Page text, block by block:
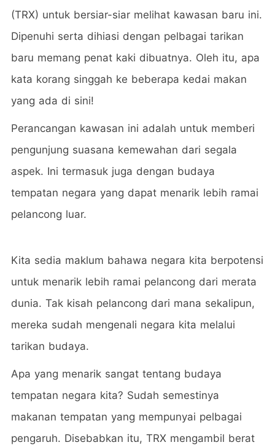
(TRX) untuk bersiar-siar melihat kawasan baru ini.
Dipenuhi serta dihiasi dengan pelbagai tarikan
baru memang penat kaki dibuatnya. Oleh itu, apa
kata korang singgah ke beberapa kedai makan
yang ada di sini!
Perancangan kawasan ini adalah untuk memberi
pengunjung suasana kemewahan dari segala
aspek. Ini termasuk juga dengan budaya
tempatan negara yang dapat menarik lebih ramai
pelancong luar.
Kita sedia maklum bahawa negara kita berpotensi
untuk menarik lebih ramai pelancong dari merata
dunia. Tak kisah pelancong dari mana sekalipun,
mereka sudah mengenali negara kita melalui
tarikan budaya.
Apa yang menarik sangat tentang budaya
tempatan negara kita? Sudah semestinya
makanan tempatan yang mempunyai pelbagai
pengaruh. Disebabkan itu, TRX mengambil berat